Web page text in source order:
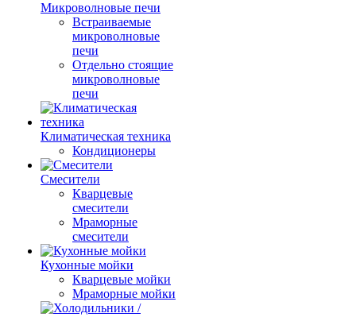
Микроволновые печи
Встраиваемые
микроволновые
печи
Отдельно стоящие
микроволновые
печи
Климатическая техника
Кондиционеры
Смесители
Кварцевые
смесители
Мраморные
смесители
Кухонные мойки
Кварцевые мойки
Мраморные мойки